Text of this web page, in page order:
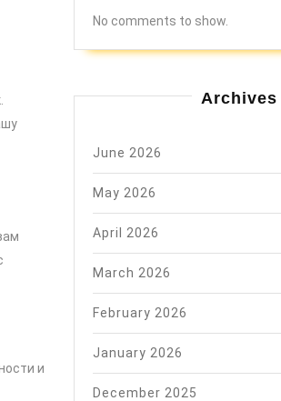
и
No comments to show.
Archives
June 2026
May 2026
April 2026
March 2026
February 2026
January 2026
December 2025